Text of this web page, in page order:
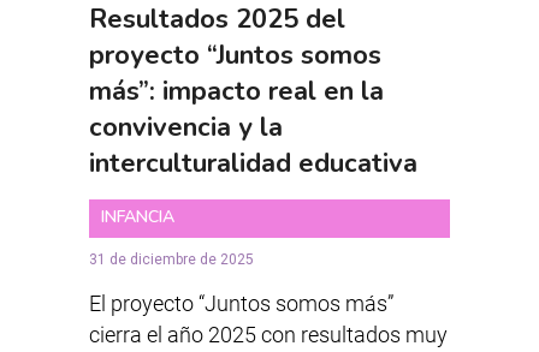
Resultados 2025 del
proyecto “Juntos somos
más”: impacto real en la
convivencia y la
interculturalidad educativa
INFANCIA
31 de diciembre de 2025
El proyecto “Juntos somos más”
cierra el año 2025 con resultados muy